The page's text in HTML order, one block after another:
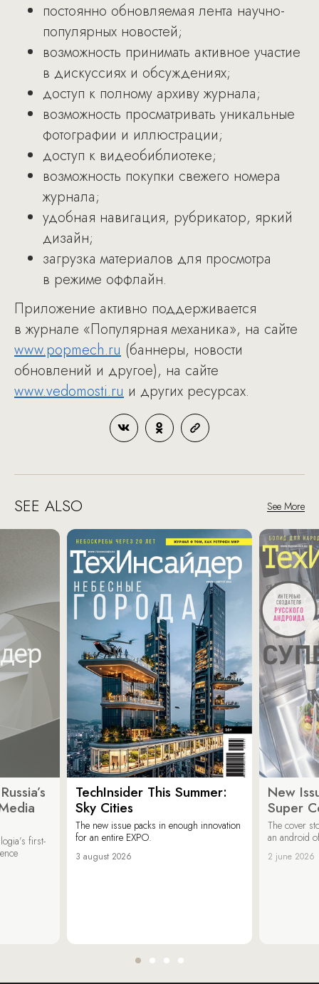
постоянно обновляемая лента научно-
популярных новостей;
возможность принимать активное участие
в дискуссиях и обсуждениях;
доступ к полному архиву журнала;
возможность просматривать уникальные
фотографии и иллюстрации;
доступ к видеобиблиотеке;
возможность покупки свежего номера
журнала;
удобная навигация, рубрикатор, яркий
дизайн;
загрузка материалов для просмотра
в режиме оффлайн.
Приложение активно поддерживается
в журнале «Популярная механика», на сайте
www.popmech.ru (баннеры, новости
обновлений и другое), на сайте
www.vedomosti.ru и других ресурсах.
SEE ALSO See More
first-
TechInsider This Summer:
Sky Cities
The new issue packs in enough innovation
for an entire EXPO.
3 august 2026
New
Super
The cover
an android
2 june 2026